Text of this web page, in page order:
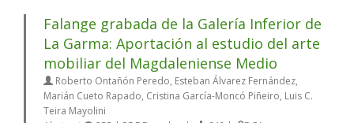
Falange grabada de la Galería Inferior de
La Garma: Aportación al estudio del arte
mobiliar del Magdaleniense Medio
Roberto Ontañón Peredo, Esteban Álvarez Fernández,
Marián Cueto Rapado, Cristina García-Moncó Piñeiro, Luis C.
Teira Mayolini